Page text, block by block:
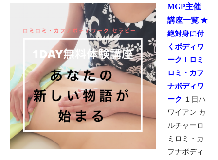
MGP主催
講座一覧 ★
絶対身に付
くボディワ
ーク！ロミ
ロミ・カフ
ナボディワ
ーク
１日ハ
ワイアン カ
ルチャーロ
ミロミ・カ
フナボディ